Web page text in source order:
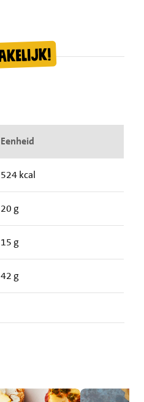
Eenheid
524 kcal
20 g
15 g
42 g